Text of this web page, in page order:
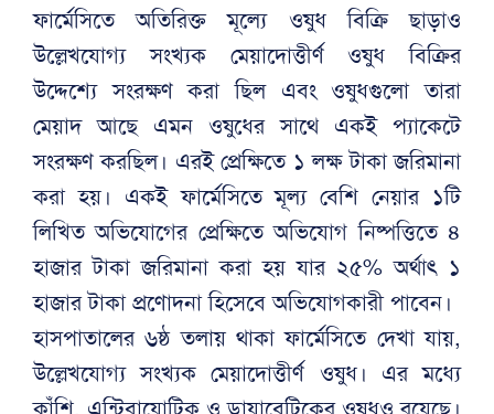
ফার্মেসিতে অতিরিক্ত মূল্যে ওষুধ বিক্রি ছাড়াও
উল্লেখযোগ্য সংখ্যক মেয়াদোত্তীর্ণ ওষুধ বিক্রির
উদ্দেশ্যে সংরক্ষণ করা ছিল এবং ওষুধগুলো তারা
মেয়াদ আছে এমন ওষুধের সাথে একই প্যাকেটে
সংরক্ষণ করছিল। এরই প্রেক্ষিতে ১ লক্ষ টাকা জরিমানা
করা হয়। একই ফার্মেসিতে মূল্য বেশি নেয়ার ১টি
লিখিত অভিযোগের প্রেক্ষিতে অভিযোগ নিষ্পত্তিতে ৪
হাজার টাকা জরিমানা করা হয় যার ২৫% অর্থাৎ ১
হাজার টাকা প্রণোদনা হিসেবে অভিযোগকারী পাবেন।
হাসপাতালের ৬ষ্ঠ তলায় থাকা ফার্মেসিতে দেখা যায়,
উল্লেখযোগ্য সংখ্যক মেয়াদোত্তীর্ণ ওষুধ। এর মধ্যে
কাঁশি, এন্টিবায়োটিক ও ডায়াবেটিকের ওষুধও রয়েছে।